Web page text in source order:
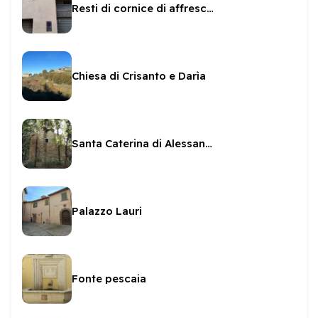
Resti di cornice di affresco in Via del Trivio
Chiesa di Crisanto e Darìa
Santa Caterina di Alessandria (porziuncola di Monteluco)
Palazzo Lauri
Fonte pescaia